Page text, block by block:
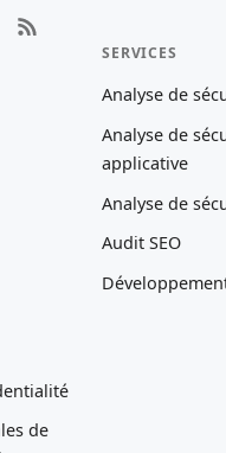
SERVICES
Analyse de
Analyse de
applicative
Analyse de
Audit SEO
de